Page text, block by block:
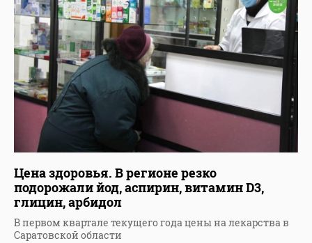
Цена здоровья. В регионе резко
подорожали йод, аспирин, витамин D3,
глицин, арбидол
В первом квартале текущего года цены на лекарства в
Саратовской области